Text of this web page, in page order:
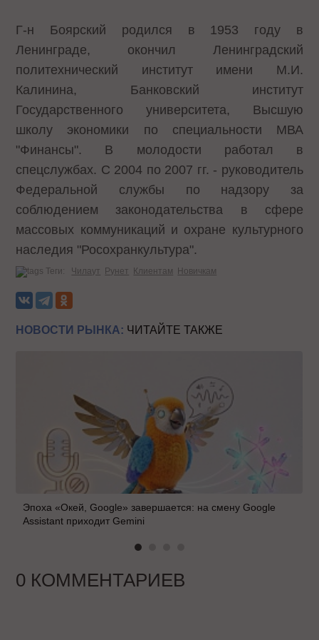
Г-н Боярский родился в 1953 году в
Ленинграде, окончил Ленинградский
политехнический институт имени М.И.
Калинина, Банковский институт
Государственного университета, Высшую
школу экономики по специальности МВА
"Финансы". В молодости работал в
спецслужбах. С 2004 по 2007 гг. - руководитель
Федеральной службы по надзору за
соблюдением законодательства в сфере
массовых коммуникаций и охране культурного
наследия "Росохранкультура".
Теги: Чилаут Рунет Клиентам Новичкам
НОВОСТИ РЫНКА: ЧИТАЙТЕ ТАКЖЕ
Эпоха «Окей, Google» завершается: на смену Google
Assistant приходит Gemini
0 КОММЕНТАРИЕВ